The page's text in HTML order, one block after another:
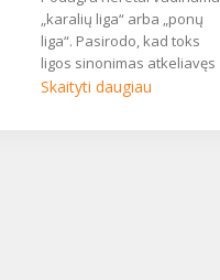
„karalių liga“ arba „ponų
liga“. Pasirodo, kad toks
ligos sinonimas atkeliavęs
iš senų laikų, kai
Skaityti daugiau